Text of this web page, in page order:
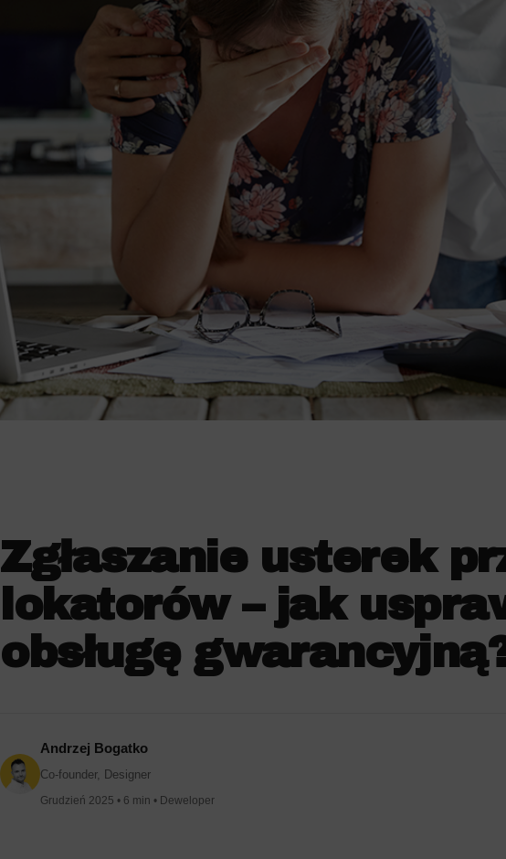
Zgłaszanie usterek
lokatorów – jak
obsługę
Andrzej Bogatko
Co-founder, Designer
Grudzień 2025 • 6 min • Deweloper